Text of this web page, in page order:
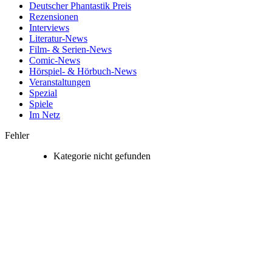
Deutscher Phantastik Preis
Rezensionen
Interviews
Literatur-News
Film- & Serien-News
Comic-News
Hörspiel- & Hörbuch-News
Veranstaltungen
Spezial
Spiele
Im Netz
Fehler
Kategorie nicht gefunden